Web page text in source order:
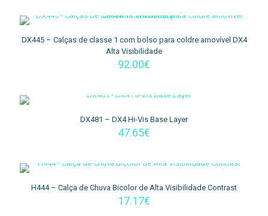
DX445 – Calças de classe 1 com bolso para coldre amovível DX4
Alta Visibilidade
92.00€
DX481 – DX4 Hi-Vis Base Layer
47.65€
H444 – Calça de Chuva Bicolor de Alta Visibilidade Contrast
17.17€